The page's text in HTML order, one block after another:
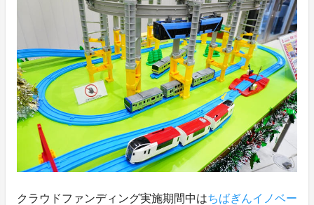
クラウドファンディング実施期間中はちばぎんイノベー